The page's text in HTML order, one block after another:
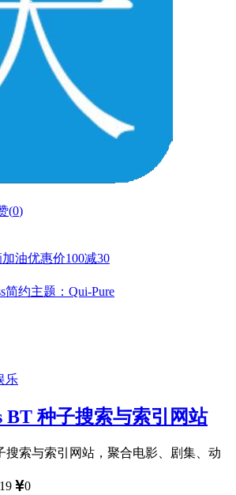
(0)
油优惠价100减30
简约主题：Qui-Pure
乐
BT 种子搜索与索引网站
搜索与索引网站，聚合电影、剧集、动
19
0